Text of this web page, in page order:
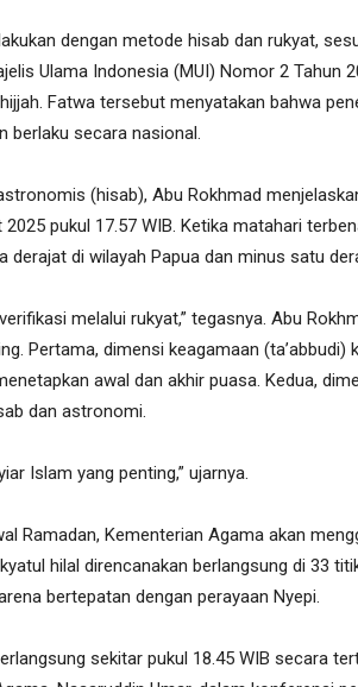
dengan metode hisab dan rukyat,
Ulama Indonesia (MUI) Nomor 2 Tahun
Fatwa tersebut menyatakan bahwa
berlaku secara nasional.
(hisab), Abu Rokhmad
pukul 17.57 WIB. Ketika matahari
derajat di wilayah Papua dan minus satu
melalui rukyat,” tegasnya. Abu
Pertama, dimensi keagamaan (ta’abbudi)
awal dan akhir puasa. Kedua,
dan astronomi.
Islam yang penting,” ujarnya.
Ramadan, Kementerian Agama akan
hilal direncanakan berlangsung di 33
bertepatan dengan perayaan Nyepi.
sekitar pukul 18.45 WIB secara